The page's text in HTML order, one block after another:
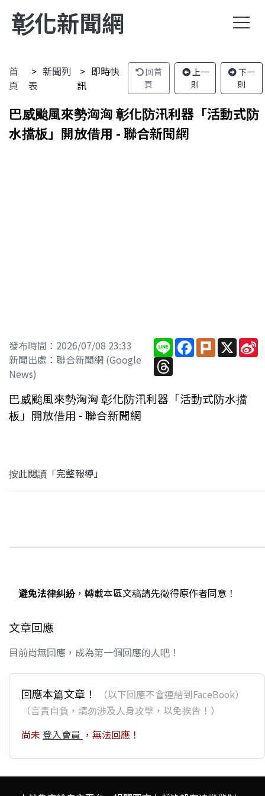
彰化新聞網
首
頁
新聞列
表
即時快
訊
回首
頁
上一
則
下一
則
巴威颱風來勢洶洶 彰化防汛利器「活動式防
水擋板」開放借用 - 聯合新聞網
發布時間：2026/07/08 23:33
新聞出處：聯合新聞網 (Google
News)
LineFacebook
PlurkX
Threads
巴威颱風來勢洶洶 彰化防汛利器「活動式防水擋
板」開放借用 - 聯合新聞網
按此閱讀「完整報導」
避免法律糾紛，轉載本區文稿請先徵得原作者同意！
文章回應
目前尚無回應，成為第一個回應的人吧！
回應本篇文章！
（以下回應不會連結到FaceBook）
（言責自負，請勿涉及人身攻擊，以免挨告！）
尚未 登入會員 ，無法回應！